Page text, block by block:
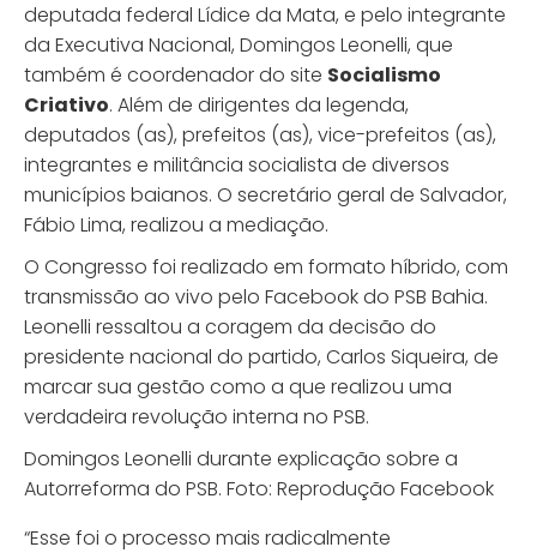
deputada federal Lídice da Mata, e pelo integrante
da Executiva Nacional, Domingos Leonelli, que
também é coordenador do site Socialismo
Criativo. Além de dirigentes da legenda,
deputados (as), prefeitos (as), vice-prefeitos (as),
integrantes e militância socialista de diversos
municípios baianos. O secretário geral de Salvador,
Fábio Lima, realizou a mediação.
O Congresso foi realizado em formato híbrido, com
transmissão ao vivo pelo Facebook do PSB Bahia.
Leonelli ressaltou a coragem da decisão do
presidente nacional do partido, Carlos Siqueira, de
marcar sua gestão como a que realizou uma
verdadeira revolução interna no PSB.
Domingos Leonelli durante explicação sobre a
Autorreforma do PSB. Foto: Reprodução Facebook
“Esse foi o processo mais radicalmente